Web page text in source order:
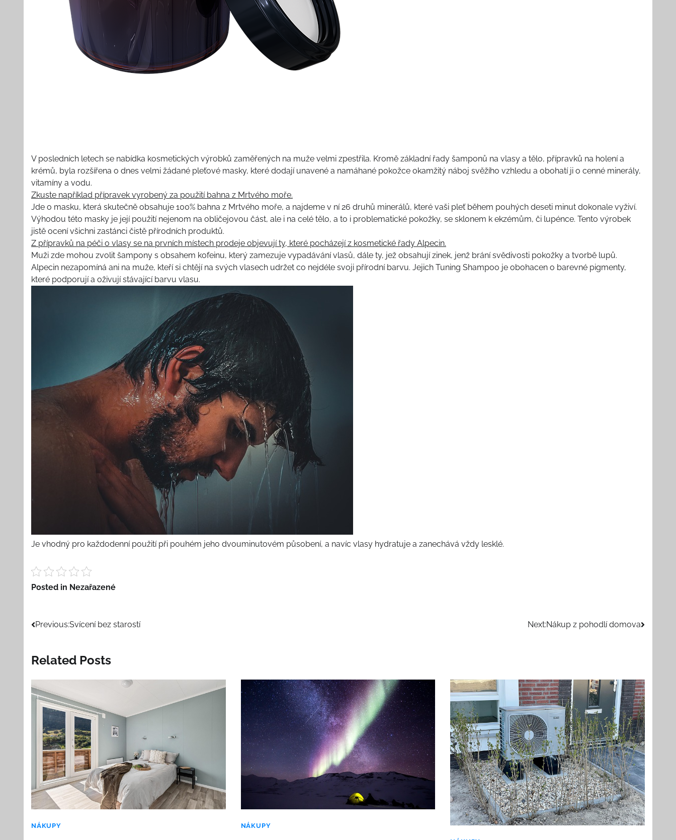
V posledních letech se nabídka kosmetických výrobků zaměřených na muže velmi zpestřila. Kromě základní řady šamponů na vlasy a tělo, přípravků na holení a
krémů, byla rozšířena o dnes velmi žádané pleťové masky, které dodají unavené a namáhané pokožce okamžitý náboj svěžího vzhledu a obohatí ji o cenné minerály,
vitamíny a vodu.
Zkuste například přípravek vyrobený za použití bahna z Mrtvého moře.
Jde o masku, která skutečně obsahuje 100% bahna z Mrtvého moře, a najdeme v ní 26 druhů minerálů, které vaši pleť během pouhých deseti minut dokonale vyživí.
Výhodou této masky je její použití nejenom na obličejovou část, ale i na celé tělo, a to i problematické pokožky, se sklonem k ekzémům, či lupénce. Tento výrobek
jistě ocení všichni zastánci čistě přírodních produktů.
Z přípravků na péči o vlasy se na prvních místech prodeje objevují ty, které pocházejí z kosmetické řady Alpecin.
Muži zde mohou zvolit šampony s obsahem kofeinu, který zamezuje vypadávání vlasů, dále ty, jež obsahují zinek, jenž brání svědivosti pokožky a tvorbě lupů.
Alpecin nezapomíná ani na muže, kteří si chtějí na svých vlasech udržet co nejdéle svoji přírodní barvu. Jejich Tuning Shampoo je obohacen o barevné pigmenty,
které podporují a oživují stávající barvu vlasu.
Je vhodný pro každodenní použití při pouhém jeho dvouminutovém působení, a navíc vlasy hydratuje a zanechává vždy lesklé.
Posted in Nezařazené
Navigace
příspěvek
Previous:Svícení bez starostí Next:Nákup z pohodlí domova
Related Posts
NÁKUPY NÁKUPY